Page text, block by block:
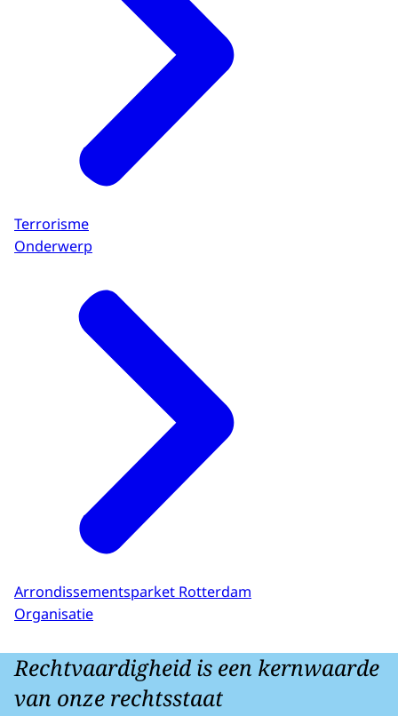
Terrorisme
Onderwerp
Arrondissementsparket Rotterdam
Organisatie
Rechtvaardigheid is een kernwaarde
van onze rechtsstaat